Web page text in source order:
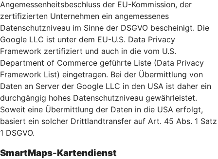
Angemessenheitsbeschluss der EU-Kommission, der
zertifizierten Unternehmen ein angemessenes
Datenschutzniveau im Sinne der DSGVO bescheinigt. Die
Google LLC ist unter dem EU-U.S. Data Privacy
Framework zertifiziert und auch in die vom U.S.
Department of Commerce geführte Liste (Data Privacy
Framework List) eingetragen. Bei der Übermittlung von
Daten an Server der Google LLC in den USA ist daher ein
durchgängig hohes Datenschutzniveau gewährleistet.
Soweit eine Übermittlung der Daten in die USA erfolgt,
basiert ein solcher Drittlandtransfer auf Art. 45 Abs. 1 Satz
1 DSGVO.
SmartMaps-Kartendienst